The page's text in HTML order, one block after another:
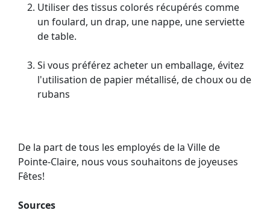
Utiliser des tissus colorés récupérés comme
un foulard, un drap, une nappe, une serviette
de table.
Si vous préférez acheter un emballage, évitez
l'utilisation de papier métallisé, de choux ou de
rubans
De la part de tous les employés de la Ville de
Pointe-Claire, nous vous souhaitons de joyeuses
Fêtes!
Sources